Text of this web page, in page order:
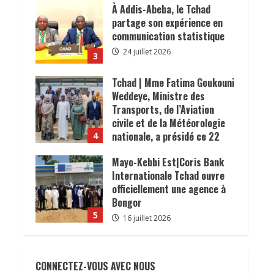
𝐜𝐨𝐧𝐬𝐨𝐦𝐦𝐚𝐭𝐞𝐮𝐫𝐬.
24 juillet 2026
3
À Addis-Abeba, le Tchad
partage son expérience en
communication statistique
24 juillet 2026
4
Tchad | Mme Fatima Goukouni
Weddeye, Ministre des
Transports, de l’Aviation
civile et de la Météorologie
nationale, a présidé ce 22
interministérielle consacrée
à la mise en œuvre de la
décision du président de la
République, le Maréchal
Mahamat Idriss Déby Itno,
5
Mayo-Kebbi Est|Coris Bank
Internationale Tchad ouvre
officiellement une agence à
Bongor
16 juillet 2026
𝐚𝐬𝐬𝐨𝐜𝐢é𝐬 𝐚𝐮𝐱 𝐚𝐜𝐭𝐢𝐨𝐧𝐬 𝐝𝐞
CONNECTEZ-VOUS AVEC NOUS